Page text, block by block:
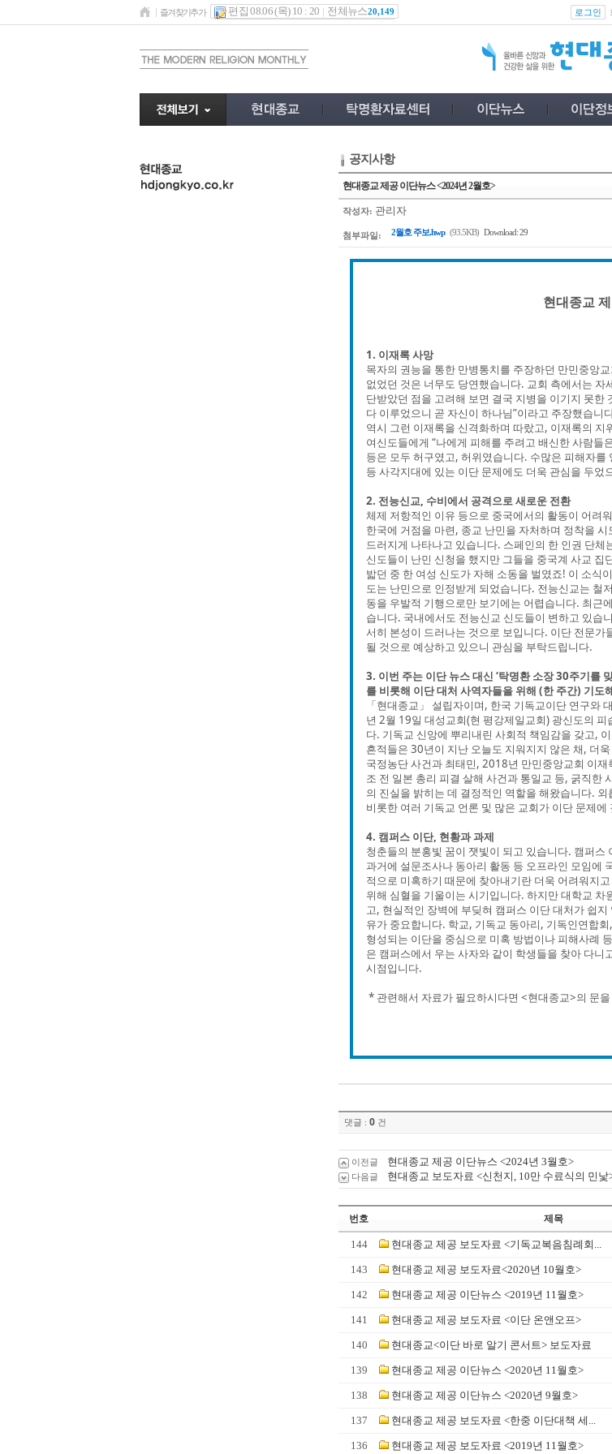
즐겨찾기추가 편집 08.06 (목) 10 : 20 전체뉴스20,149 로그인
공지사항
현대종교 제공 이단뉴스 <2024년 2월호>
작성자: 관리자
첨부파일: 2월호 주보.hwp (93.5KB) Download: 29
현대종교
1. 이재록 사망
목자의 권능을 통한 만병통치를 주장하던 만민중앙
없었던 것은 너무도 당연했습니다. 교회 측에서는
단받았던 점을 고려해 보면 결국 지병을 이기지 못
다 이루었으니 곧 자신이 하나님”이라고 주장했습
역시 그런 이재록을 신격화하며 따랐고, 이재록의
여신도들에게 “나에게 피해를 주려고 배신한 사람
등은 모두 허구였고, 허위였습니다. 수많은 피해자
등 사각지대에 있는 이단 문제에도 더욱 관심을 두었
2. 전능신교, 수비에서 공격으로 새로운 전환
체제 저항적인 이유 등으로 중국에서의 활동이 어려
한국에 거점을 마련, 종교 난민을 자처하며 정착을
드러지게 나타나고 있습니다. 스페인의 한 인권 단
신도들이 난민 신청을 했지만 그들을 중국계 사교
밟던 중 한 여성 신도가 자해 소동을 벌였죠! 이 소식
도는 난민으로 인정받게 되었습니다. 전능신교는 철
동을 우발적 기행으로만 보기에는 어렵습니다. 최근
습니다. 국내에서도 전능신교 신도들이 변하고 있습
서히 본성이 드러나는 것으로 보입니다. 이단 전문
될 것으로 예상하고 있으니 관심을 부탁드립니다.
3. 이번 주는 이단 뉴스 대신 ‘탁명환 소장 30주기를
를 비롯해 이단 대처 사역자들을 위해 (한 주간) 기도
「현대종교」 설립자이며, 한국 기독교이단 연구
년 2월 19일 대성교회(현 평강제일교회) 광신도의
다. 기독교 신앙에 뿌리내린 사회적 책임감을 갖고,
흔적들은 30년이 지난 오늘도 지워지지 않은 채, 더
국정농단 사건과 최태민, 2018년 만민중앙교회 이
조 전 일본 총리 피결 살해 사건과 통일교 등, 굵직한
의 진실을 밝히는 데 결정적인 역할을 해왔습니다.
비롯한 여러 기독교 언론 및 많은 교회가 이단 문제
4. 캠퍼스 이단, 현황과 과제
청춘들의 분홍빛 꿈이 잿빛이 되고 있습니다. 캠퍼
과거에 설문조사나 동아리 활동 등 오프라인 모임에
적으로 미혹하기 때문에 찾아내기란 더욱 어려워지
위해 심혈을 기울이는 시기입니다. 하지만 대학교
고, 현실적인 장벽에 부딪혀 캠퍼스 이단 대처가 쉽
유가 중요합니다. 학교, 기독교 동아리, 기독인연합
형성되는 이단을 중심으로 미혹 방법이나 피해사례
은 캠퍼스에서 우는 사자와 같이 학생들을 찾아 다
시점입니다.
* 관련해서 자료가 필요하시다면 <현대종교>의 문
댓글 : 0 건
이전글 현대종교 제공 이단뉴스 <2024년 3월호>
다음글 현대종교 보도자료 <신천지, 10만 수료식의 민낯
번호 제목
144 현대종교 제공 보도자료 <기독교복음침례회...
143 현대종교 제공 보도자료<2020년 10월호>
142 현대종교 제공 이단뉴스 <2019년 11월호>
141 현대종교 제공 보도자료 <이단 온앤오프>
140 현대종교<이단 바로 알기 콘서트> 보도자료
139 현대종교 제공 이단뉴스 <2020년 11월호>
138 현대종교 제공 이단뉴스 <2020년 9월호>
137 현대종교 제공 보도자료 <한중 이단대책 세...
136 현대종교 제공 보도자료 <2019년 11월호>